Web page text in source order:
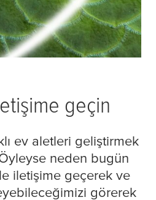
geçin
ev aletleri geliştirmek
neden bugün
iletişime geçerek ve
görerek